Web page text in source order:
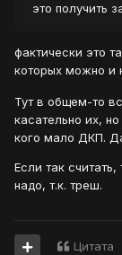
это получить
фактически это
которых можно и
Тут в общем-то
касательно их,
кого мало ДКП.
Если так
надо, т.к. треш.
Цитата